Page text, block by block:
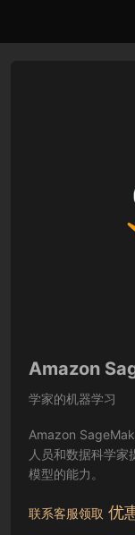
Amazon
学家的机器学习
Amazon
人员和数据科学
模型的能力。
联系客服领取 优